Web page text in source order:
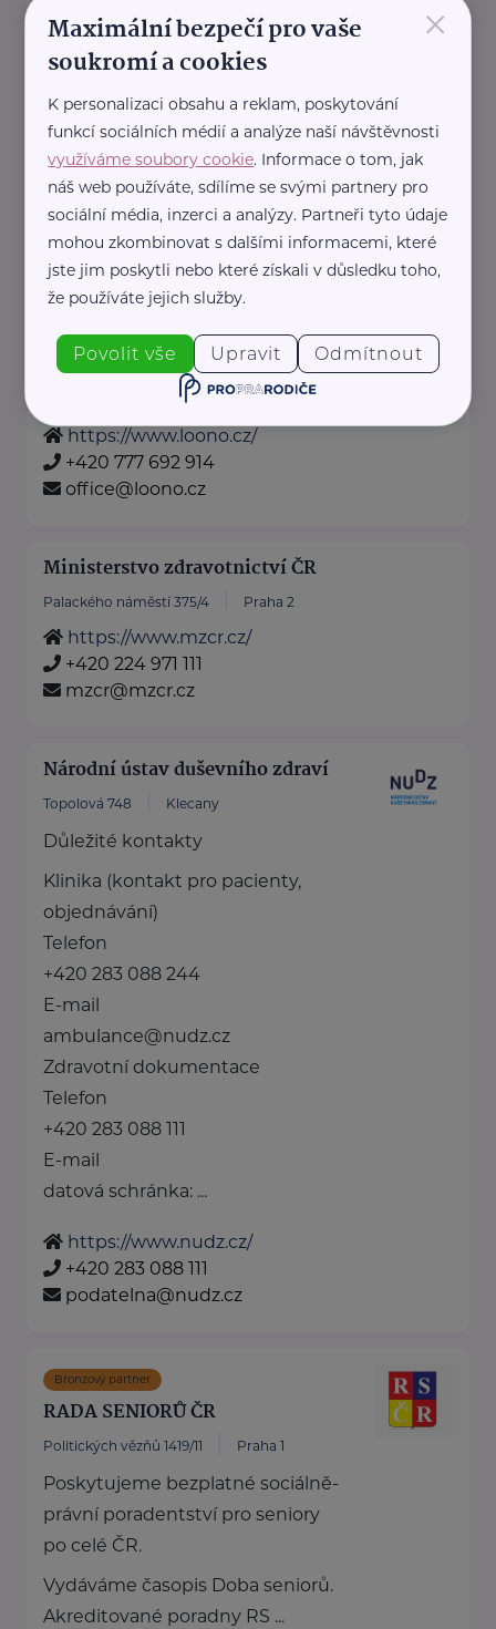
https://www.nas-slunovrat.cz/
info@nas-slunovrat.cz
Loono, z. s.
Karlínské náměstí 238/6 Praha 8 - Karlín
Jsme tým mladých lékařů,
studentů medicíny a dalších
Skrze workshopy ve školách
a firmách, edukační ...
https://www.loono.cz/
+420 777 692 914
office@loono.cz
Ministerstvo zdravotnictví ČR
Palackého náměstí 375/4 Praha 2
https://www.mzcr.cz/
+420 224 971 111
mzcr@mzcr.cz
Národní ústav duševního zdraví
Topolová 748 Klecany
Důležité kontakty
Klinika (kontakt pro pacienty,
objednávání)
Telefon
+420 283 088 244
E-mail
ambulance@nudz.cz
Zdravotní dokumentace
Telefon
+420 283 088 111
E-mail
datová schránka: ...
https://www.nudz.cz/
+420 283 088 111
podatelna@nudz.cz
Bronzový partner
RADA SENIORŮ ČR
Politických vězňů 1419/11 Praha 1
Poskytujeme bezplatné sociálně-
právní poradentství pro seniory
po celé ČR.
Vydáváme časopis Doba seniorů.
Akreditované poradny RS ...
×
Maximální bezpečí pro vaše
soukromí a cookies
K personalizaci obsahu a reklam, poskytování
funkcí sociálních médií a analýze naší návštěvnosti
využíváme soubory cookie. Informace o tom, jak
náš web používáte, sdílíme se svými partnery pro
sociální média, inzerci a analýzy. Partneři tyto údaje
mohou zkombinovat s dalšími informacemi, které
jste jim poskytli nebo které získali v důsledku toho,
že používáte jejich služby.
Povolit vše Upravit Odmítnout